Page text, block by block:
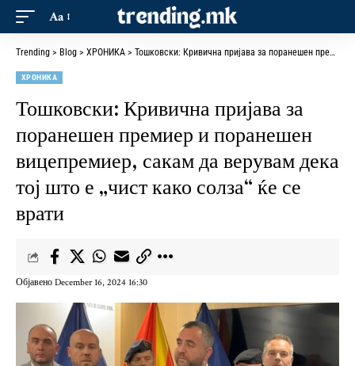
Aa
Trending > Blog > ХРОНИКА > Тошковски: Кривична пријава за поранешен премиер и поранешен вицепремиер, сакам да верувам дека тој што е „чист како солза“ ќе се врати
ХРОНИКА
Тошковски: Кривична пријава за
поранешен премиер и поранешен
вицепремиер, сакам да верувам дека
тој што е „чист како солза“ ќе се
врати
Објавено December 16, 2024 16:30